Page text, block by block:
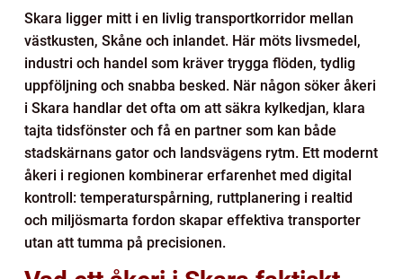
Skara ligger mitt i en livlig transportkorridor mellan
västkusten, Skåne och inlandet. Här möts livsmedel,
industri och handel som kräver trygga flöden, tydlig
uppföljning och snabba besked. När någon söker åkeri
i Skara handlar det ofta om att säkra kylkedjan, klara
tajta tidsfönster och få en partner som kan både
stadskärnans gator och landsvägens rytm. Ett modernt
åkeri i regionen kombinerar erfarenhet med digital
kontroll: temperaturspårning, ruttplanering i realtid
och miljösmarta fordon skapar effektiva transporter
utan att tumma på precisionen.